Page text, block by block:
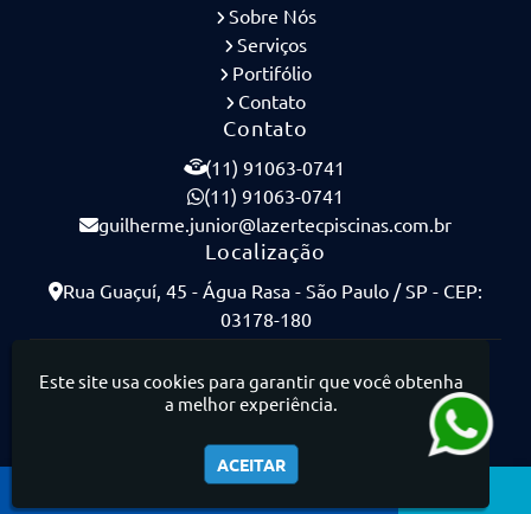
Sobre Nós
Serviços
Portifólio
Contato
Contato
(11) 91063-0741
(11) 91063-0741
guilherme.junior@lazertecpiscinas.com.br
Localização
Rua Guaçuí, 45 - Água Rasa - São Paulo / SP - CEP:
03178-180
Este site usa cookies para garantir que você obtenha
a melhor experiência.
ACEITAR